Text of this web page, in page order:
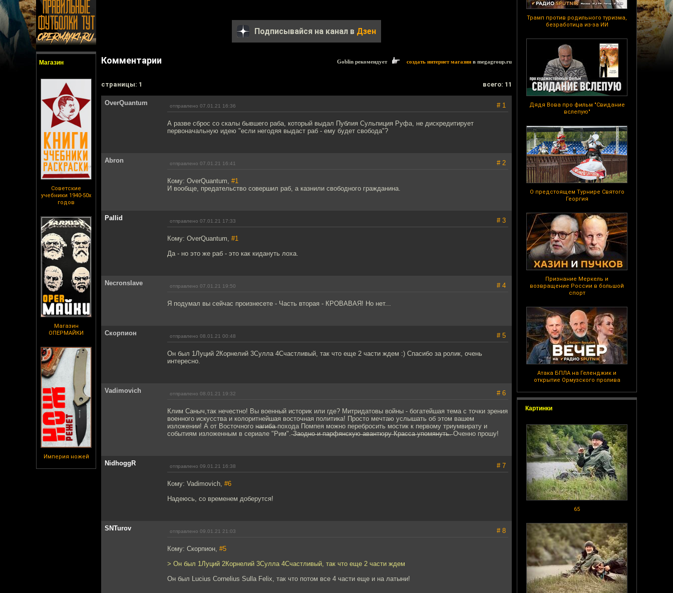
Магазин
Советские
учебники 1940-50х
годов
Магазин
ОПЕРМАЙКИ
Империя ножей
Трамп против родильного туризма,
безработица из-за ИИ
Дядя Вова про фильм "Свидание
вслепую"
О предстоящем Турнире Святого
Георгия
Признание Меркель и
возвращение России в большой
спорт
Атака БПЛА на Геленджик и
открытие Ормузского пролива
Картинки
65
Подписывайся на канал в Дзен
Комментарии Goblin рекомендует создать интернет магазин в megagroup.ru
cтраницы: 1 всего: 11
OverQuantum отправлено 07.01.21 16:36 # 1
А разве сброс со скалы бывшего раба, который выдал Публия Сульпиция Руфа, не дискредитирует
первоначальную идею "если негодяя выдаст раб - ему будет свобода"?
Abron отправлено 07.01.21 16:41 # 2
Кому: OverQuantum, #1
И вообще, предательство совершил раб, а казнили свободного гражданина.
Pallid отправлено 07.01.21 17:33 # 3
Кому: OverQuantum, #1
Да - но это же раб - это как кидануть лоха.
Necronslave отправлено 07.01.21 19:50 # 4
Я подумал вы сейчас произнесете - Часть вторая - КРОВАВАЯ! Но нет...
Скорпион отправлено 08.01.21 00:48 # 5
Он был 1Луций 2Корнелий 3Сулла 4Счастливый, так что еще 2 части ждем :) Спасибо за ролик, очень
интересно.
Vadimovich отправлено 08.01.21 19:32 # 6
Клим Саныч,так нечестно! Вы военный историк или где? Митридатовы войны - богатейшая тема с точки зрения
военного искусства и колоритнейшая восточная политика! Просто мечтаю услышать об этом вашем
изложении! А от Восточного н̶а̶г̶и̶б̶а̶ похода Помпея можно перебросить мостик к первому триумвирату и
событиям изложенным в сериале "Рим". ̶З̶а̶о̶д̶н̶о̶ ̶и̶ ̶п̶а̶р̶ф̶я̶н̶с̶к̶у̶ю̶ ̶а̶в̶а̶н̶т̶ю̶р̶у̶ ̶К̶р̶а̶с̶с̶а̶ ̶у̶п̶о̶м̶я̶н̶у̶т̶ь̶.̶ Оченно прошу!
NidhoggR отправлено 09.01.21 16:38 # 7
Кому: Vadimovich, #6
Надеюсь, со временем доберутся!
SNTurov отправлено 09.01.21 21:03 # 8
Кому: Скорпион, #5
> Он был 1Луций 2Корнелий 3Сулла 4Счастливый, так что еще 2 части ждем
Он был Lucius Cornelius Sulla Felix, так что потом все 4 части еще и на латыни!